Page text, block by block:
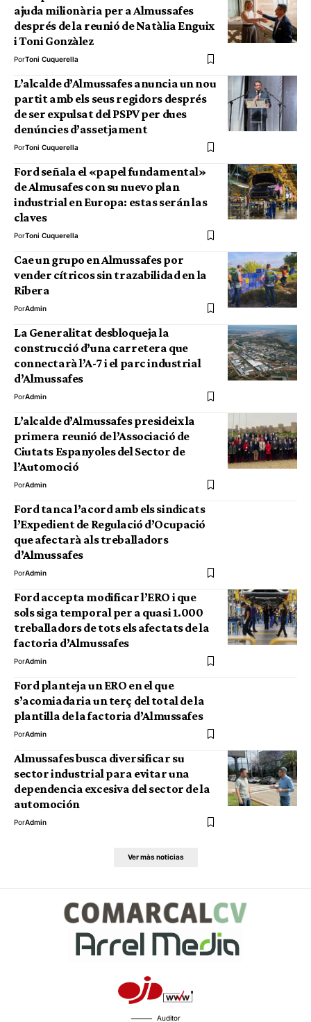
ajuda milionària per a Almussafes
després de la reunió de Natàlia Enguix
i Toni Gonzàlez
PorToni Cuquerella
L’alcalde d’Almussafes anuncia un nou
partit amb els seus regidors després
de ser expulsat del PSPV per dues
denúncies d’assetjament
PorToni Cuquerella
Ford señala el «papel fundamental»
de Almusafes con su nuevo plan
industrial en Europa: estas serán las
claves
PorToni Cuquerella
Cae un grupo en Almussafes por
vender cítricos sin trazabilidad en la
Ribera
PorAdmin
La Generalitat desbloqueja la
construcció d’una carretera que
connectarà l’A-7 i el parc industrial
d’Almussafes
PorAdmin
L’alcalde d’Almussafes presideix la
primera reunió de l’Associació de
Ciutats Espanyoles del Sector de
l’Automoció
PorAdmin
Ford tanca l’acord amb els sindicats
l’Expedient de Regulació d’Ocupació
que afectarà als treballadors
d’Almussafes
PorAdmin
Ford accepta modificar l’ERO i que
sols siga temporal per a quasi 1.000
treballadors de tots els afectats de la
factoria d’Almussafes
PorAdmin
Ford planteja un ERO en el que
s’acomiadaria un terç del total de la
plantilla de la factoria d’Almussafes
PorAdmin
Almussafes busca diversificar su
sector industrial para evitar una
dependencia excesiva del sector de la
automoción
PorAdmin
Ver màs noticias
Auditor